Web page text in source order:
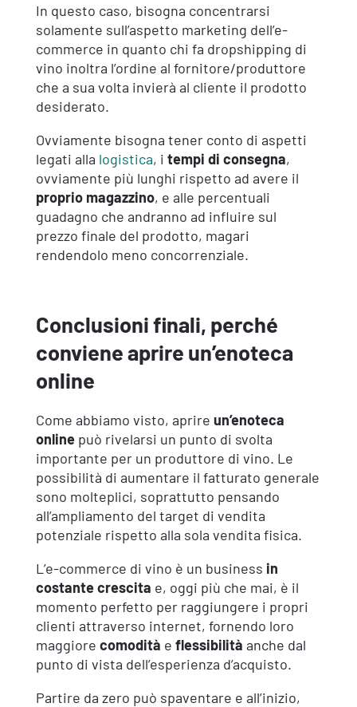
In questo caso, bisogna concentrarsi
solamente sull’aspetto marketing dell’e-
commerce in quanto chi fa dropshipping di
vino inoltra l’ordine al fornitore/produttore
che a sua volta invierà al cliente il prodotto
desiderato.
Ovviamente bisogna tener conto di aspetti
legati alla logistica, i tempi di consegna,
ovviamente più lunghi rispetto ad avere il
proprio magazzino, e alle percentuali
guadagno che andranno ad influire sul
prezzo finale del prodotto, magari
rendendolo meno concorrenziale.
Conclusioni finali, perché
conviene aprire un’enoteca
online
Come abbiamo visto, aprire un’enoteca
onlinepuò rivelarsi un punto di svolta
importante per un produttore di vino. Le
possibilità di aumentare il fatturato generale
sono molteplici, soprattutto pensando
all’ampliamento del target di vendita
potenziale rispetto alla sola vendita fisica.
L’e-commerce di vino è un business in
costante crescita e, oggi più che mai, è il
momento perfetto per raggiungere i propri
clienti attraverso internet, fornendo loro
maggiore comodità e flessibilità anche dal
punto di vista dell’esperienza d’acquisto.
Partire da zero può spaventare e all’inizio,